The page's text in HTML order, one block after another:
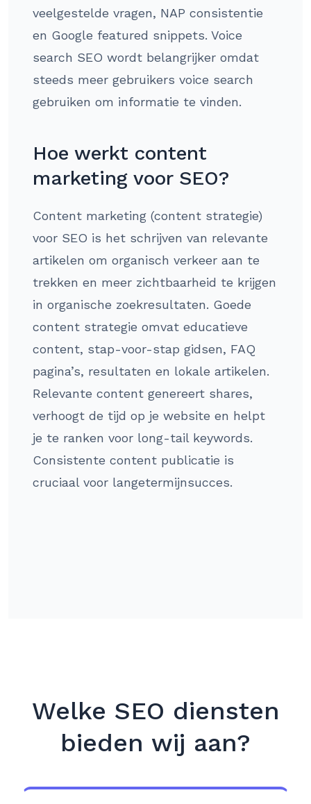
veelgestelde vragen, NAP consistentie
en Google featured snippets. Voice
search SEO wordt belangrijker omdat
steeds meer gebruikers voice search
gebruiken om informatie te vinden.
Hoe werkt content
marketing voor SEO?
Content marketing (content strategie)
voor SEO is het schrijven van relevante
artikelen om organisch verkeer aan te
trekken en meer zichtbaarheid te krijgen
in organische zoekresultaten. Goede
content strategie omvat educatieve
content, stap-voor-stap gidsen, FAQ
pagina’s, resultaten en lokale artikelen.
Relevante content genereert shares,
verhoogt de tijd op je website en helpt
je te ranken voor long-tail keywords.
Consistente content publicatie is
cruciaal voor langetermijnsucces.
Welke SEO diensten
bieden wij aan?